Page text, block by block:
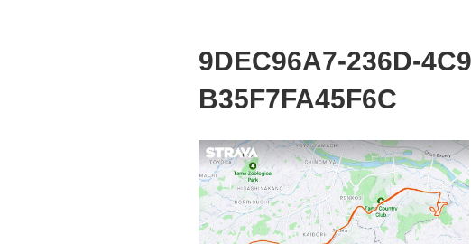
9DEC96A7-236D-
B35F7FA45F6C